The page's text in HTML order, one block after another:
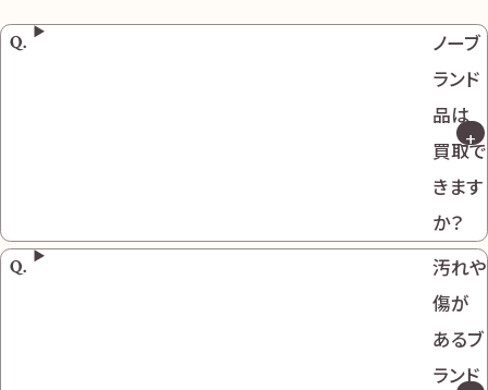
ノーブ
ランド
品は
買取で
きます
か？
汚れや
傷が
あるブ
ランド